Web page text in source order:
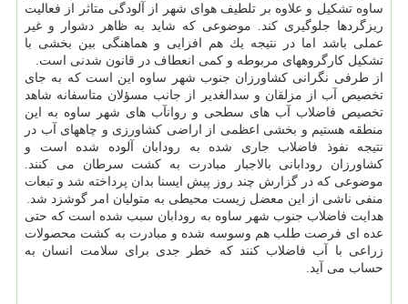
ساوه تشكیل و علاوه بر تلطیف هوای شهر از آلودگی متاثر از فعالیت
ریزگردها جلوگیری كند. موضوعی كه شاید به ظاهر دشوار و غیر
عملی باشد اما در نتیجه یك هم افزایی و هماهنگی بین بخشی با
تشكیل كارگروههای مربوطه و كمی انعطاف در قانون شدنی است.
از طرفی نگرانی كشاورزان جنوب شهر ساوه این است كه به جای
تخصیص آب از مزلقان و سدالغدیر از جانب مسؤلان متاسفانه شاهد
تخصیص فاضلاب آب های سطحی و روانآب های شهر ساوه به این
منطقه هستیم و بخشی اعظمی از اراضی كشاورزی و چاههای آب در
نتیجه نفوذ فاضلاب جاری شده به رودابان آلوده شده است و
كشاورزان رودابانی بالاجبار مبادرت به كشت سرطان می كنند.
موضوعی كه در گزارش چند روز پیش ایسنا بدان پرداخته شد و تبعات
منفی ناشی از این معضل زیست محیطی به متولیان امر گوشزد شد.
هدایت فاضلاب جنوب شهر ساوه به رودابان سبب شده است كه حتی
عده ای فرصت طلب هم وسوسه شده و مبادرت به كشت محصولات
زراعی با آب فاضلاب كنند كه خطر جدی برای سلامت انسان به
حساب می آید.